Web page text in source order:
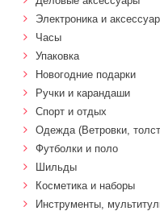
Электроника и
Часы
Упаковка
Новогодние подарки
Ручки и карандаши
Спорт и отдых
Одежда (Ветровки,
Футболки и поло
Шильды
Косметика и наборы
Инструменты,